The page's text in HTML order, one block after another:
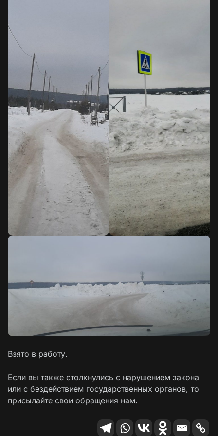
Взято в работу.
Если вы также столкнулись с нарушением закона
или с бездействием государственных органов, то
присылайте свои обращения нам.